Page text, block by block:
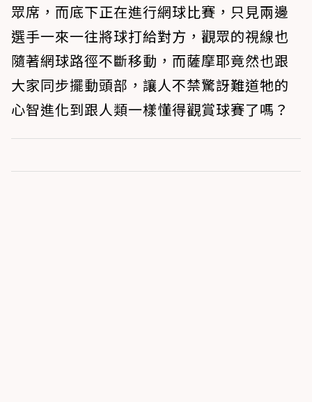
眾席，而底下正在進行網球比賽，只見兩邊
選手一來一往將球打給對方，觀眾的視線也
隨著網球路徑不斷移動，而薩摩耶竟然也跟
大家同步擺動頭部，讓人不禁驚訝難道牠的
心智進化到跟人類一樣懂得觀賞球賽了嗎？